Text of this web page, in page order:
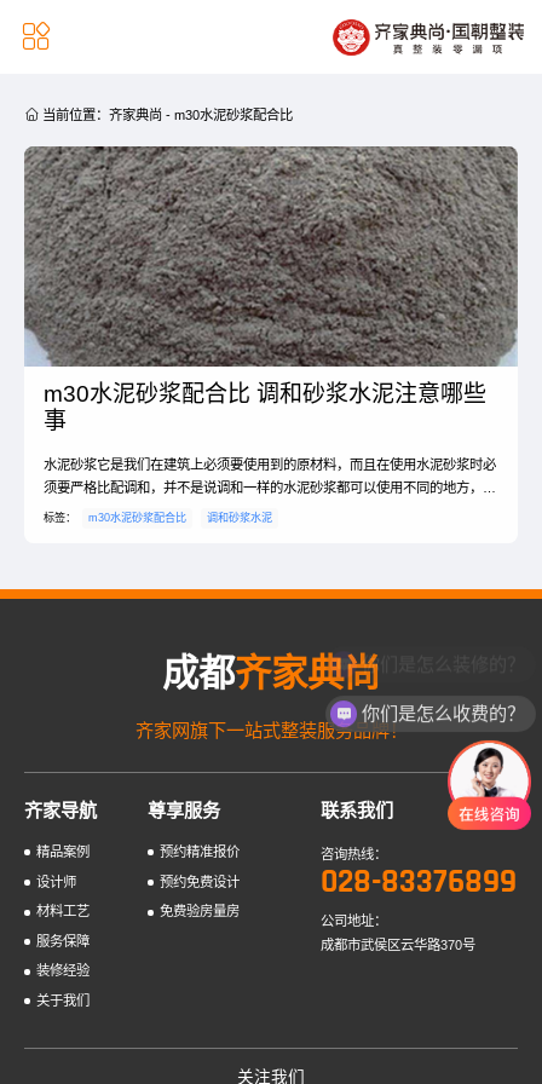

 当前位置： 齐家典尚 - m30水泥砂浆配合比
m30水泥砂浆配合比 调和砂浆水泥注意哪些
事
水泥砂浆它是我们在建筑上必须要使用到的原材料，而且在使用水泥砂浆时必
须要严格比配调和，并不是说调和一样的水泥砂浆都可以使用不同的地方，地
方不同，调和的水泥砂浆也有一定的区别。今天小编给大家介绍下m30水泥砂
标签： m30水泥砂浆配合比 调和砂浆水泥
成都齐家典尚
齐家网旗下一站式整装服务品牌！
齐家导航
精品案例
设计师
材料工艺
服务保障
装修经验
关于我们
尊享服务
预约精准报价
预约免费设计
免费验房量房
联系我们
咨询热线：
028-83376899
公司地址：
成都市武侯区云华路370号
关注我们
你们是怎么装修的？
你们是怎么收费的？